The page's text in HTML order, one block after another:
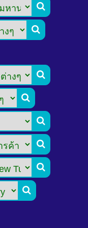







